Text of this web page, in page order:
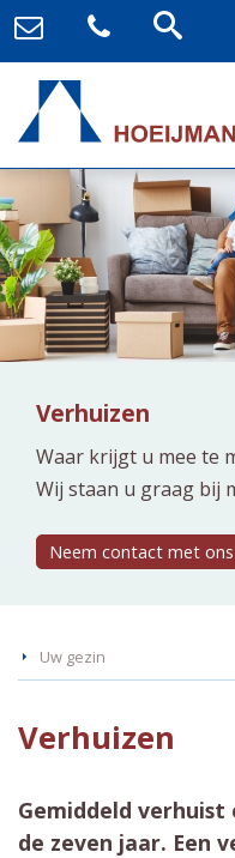
Verhuizen
Waar krijgt u mee te
Wij staan u graag bij
Neem contact met
Uw gezin
Verhuizen
Gemiddeld verhuist
de zeven jaar. Een